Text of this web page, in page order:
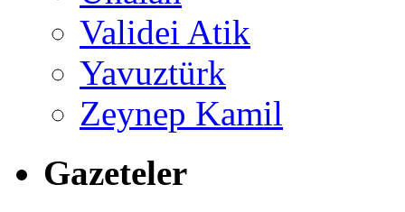
Validei Atik
Yavuztürk
Zeynep Kamil
Gazeteler